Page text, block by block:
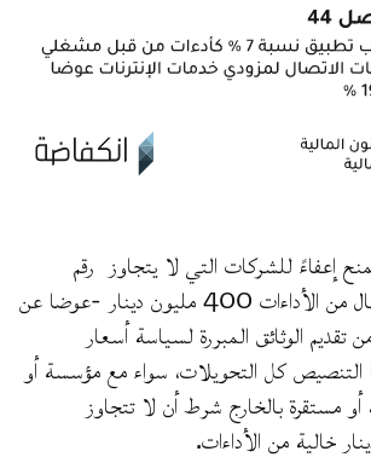
الفصل الـ16 ليمنح إعفاءً للشركات التي لا يتجاوز رقم
معاملاتها السنوي خال من الأداءات 400 مليون دينار -عوضا عن
تقديم الوثائق المبررة لسياسة أسعار
التنصيص كل التحويلات، سواء مع مؤسسة أو
مستقرة بالخارج شرط أن لا تتجاوز